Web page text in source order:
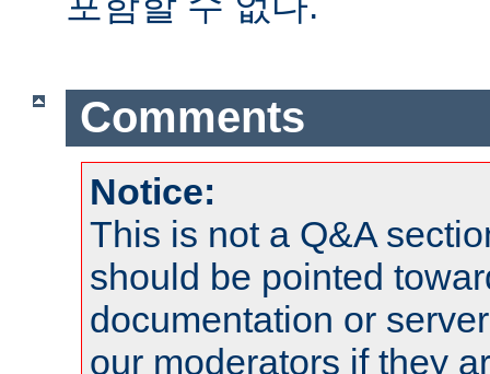
Comments
Notice:
This is not a Q&A
should be pointed
documentation or
our moderators if they